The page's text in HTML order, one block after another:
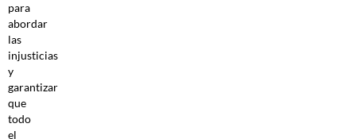
para
abordar
las
injusticias
y
garantizar
que
todo
el